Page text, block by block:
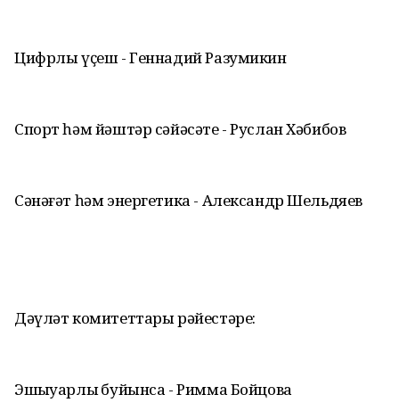
Цифрлы үҫеш - Геннадий Разумикин
Спорт һәм йәштәр сәйәсәте - Руслан Хәбибов
Сәнәғәт һәм энергетика - Александр Шельдяев
Дәүләт комитеттары рәйестәре:
Эшҡыуарлыҡ буйынса - Римма Бойцова